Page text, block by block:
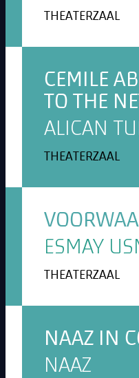
THEATERZAAL
CEMILE
TO THE
ALICAN
THEATERZAAL
ESMAY
THEATERZAAL
NAAZ IN
NAAZ